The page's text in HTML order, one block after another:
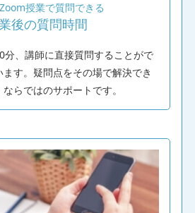
授業で質問できる
後の質問時間
分、講師に直接質問することがで
す。疑問点をその場で解決でき
らではのサポートです。